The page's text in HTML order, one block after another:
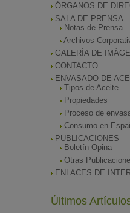
ÓRGANOS DE
SALA DE PRENSA
Notas de Prensa
Archivos
GALERÍA DE
CONTACTO
ENVASADO DE
Tipos de Aceite
Propiedades
Proceso de
Consumo en
PUBLICACIONES
Boletín Opina
Otras
ENLACES DE
Últimos